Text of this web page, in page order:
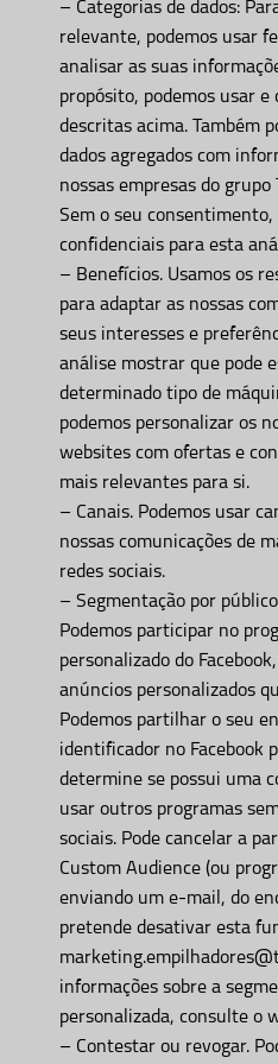
– Categorias de dados:
relevante, podemos usar
analisar as suas
propósito, podemos usar
descritas acima. Também
dados agregados com
nossas empresas do
Sem o seu consentimento,
confidenciais para esta
– Benefícios. Usamos os
para adaptar as nossas
seus interesses e
análise mostrar que pode
determinado tipo de
podemos personalizar os
websites com ofertas e
mais relevantes para si.
– Canais. Podemos usar
nossas comunicações de
redes sociais.
– Segmentação por
Podemos participar no
personalizado do
anúncios personalizados
Podemos partilhar o seu
identificador no Facebook
determine se possui uma
usar outros programas
sociais. Pode cancelar a
Custom Audience (ou
enviando um e-mail, do
pretende desativar esta
informações sobre a
personalizada, consulte o
– Contestar ou revogar.